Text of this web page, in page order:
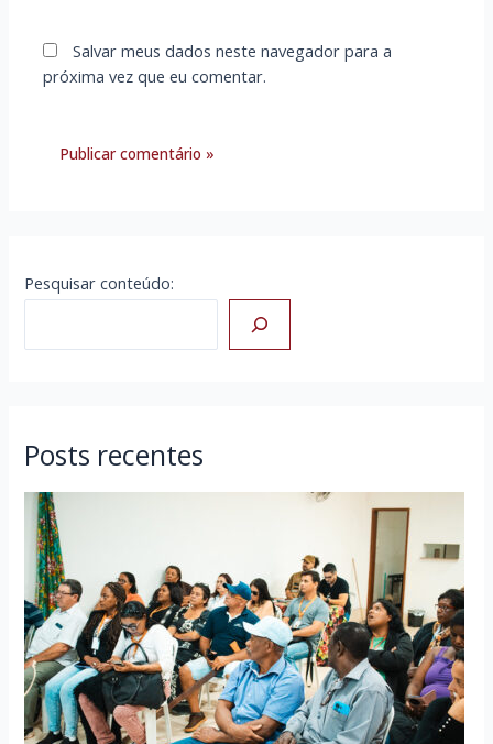
Salvar meus dados neste navegador para a
próxima vez que eu comentar.
Pesquisar conteúdo:
Posts recentes